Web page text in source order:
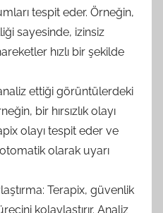
tespit eder. Örneğin,
sayesinde, izinsiz
hızlı bir şekilde
ettiği görüntülerdeki
bir hırsızlık olayı
olayı tespit eder ve
olarak uyarı
Terapix, güvenlik
kolaylaştırır. Analiz